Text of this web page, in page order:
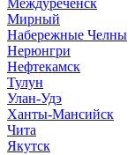
Междуреченск
Мирный
Набережные Челны
Нерюнгри
Нефтекамск
Тулун
Улан-Удэ
Ханты-Мансийск
Чита
Якутск